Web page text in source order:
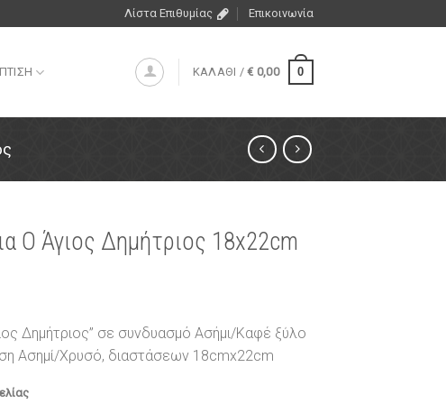
Λίστα Επιθυμίας Επικοινωνία
ΚΑΛΑΘΙ /€ 0,00 0
Ο Άγιος Δημήτριος 18x22cm
Δημήτριος” σε συνδυασμό Ασήμι/Καφέ ξύλο
Ασημί/Χρυσό, διαστάσεων 18cmx22cm